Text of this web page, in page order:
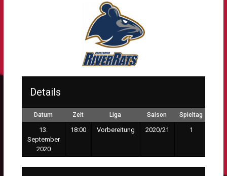
Details
Datum Zeit Liga Saison Spieltag
13.
September
2020
18:00 Vorbereitung 2020/21 1